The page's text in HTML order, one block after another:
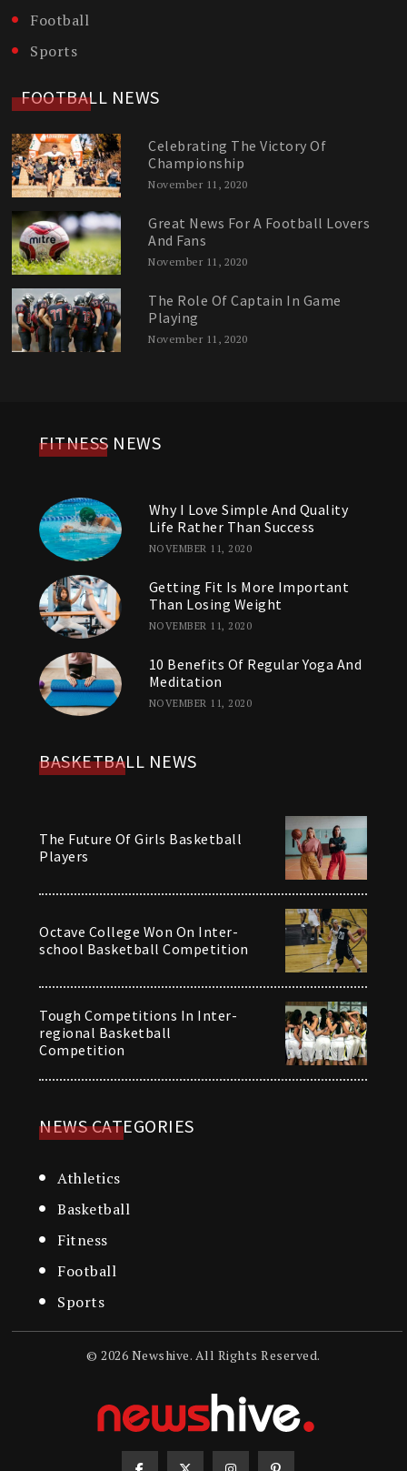
Football
Sports
FOOTBALL NEWS
Celebrating The Victory Of
Championship
November 11, 2020
Great News For A Football Lovers
And Fans
November 11, 2020
The Role Of Captain In Game
Playing
November 11, 2020
FITNESS NEWS
Why I Love Simple And Quality
Life Rather Than Success
NOVEMBER 11, 2020
Getting Fit Is More Important
Than Losing Weight
NOVEMBER 11, 2020
10 Benefits Of Regular Yoga And
Meditation
NOVEMBER 11, 2020
BASKETBALL NEWS
The Future Of Girls Basketball
Players
Octave College Won On Inter-
school Basketball Competition
Tough Competitions In Inter-
regional Basketball
Competition
NEWS CATEGORIES
Athletics
Basketball
Fitness
Football
Sports
© 2026 Newshive. All Rights Reserved.